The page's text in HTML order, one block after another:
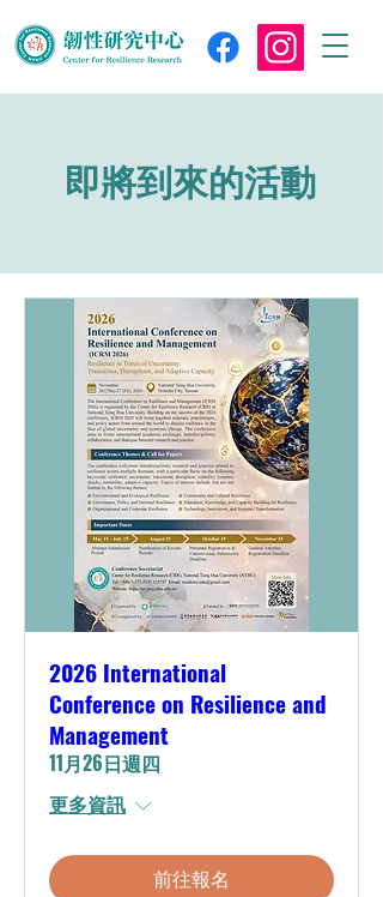
即將到來的活動
2026 International
Conference on Resilience and
Management
11月26日週四
更多資訊
前往報名